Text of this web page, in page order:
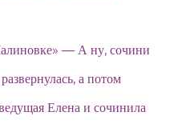
— А ну, сочини
а потом
Елена и сочинила